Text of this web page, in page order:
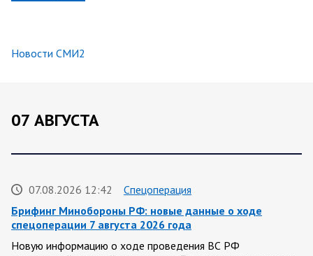
Новости СМИ2
07 АВГУСТА
07.08.2026 12:42
Спецоперация
Брифинг Минобороны РФ: новые данные о ходе
спецоперации 7 августа 2026 года
Новую информацию о ходе проведения ВС РФ